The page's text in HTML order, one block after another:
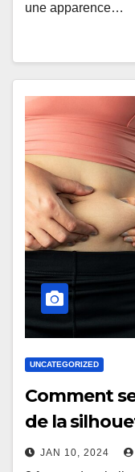
une apparence…
UNCATEGORIZED
Comment
de la
JAN 10, 2024